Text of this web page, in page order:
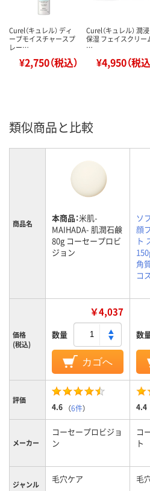
Curel（キュレル） ディ
ープモイスチャースプ
レー…
¥2,750（税込）
Curel（キュレル） 潤浸
保湿 フェイスクリー
…
¥4,950（税込
類似商品と比較
商品名 本商品：米肌-
MAIHADA- 肌潤石鹸
80g コーセープロビ
ジョン
ソ
顔
ト
角
コ
価格
(税込)
￥4,037
数量
カゴへ
数
評価
4.6 （6件） 4.4
メーカー
コーセープロビジョ
ン
コ
ト
ジャンル 毛穴ケア 毛